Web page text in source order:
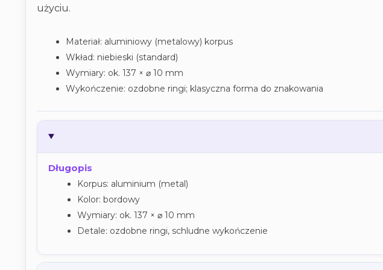
użyciu.
Materiał: aluminiowy (metalowy) korpus
Wkład: niebieski (standard)
Wymiary: ok. 137 × ⌀ 10 mm
Wykończenie: ozdobne ringi; klasyczna forma do znakowania
Długopis
Korpus: aluminium (metal)
Kolor: bordowy
Wymiary: ok. 137 × ⌀ 10 mm
Detale: ozdobne ringi, schludne wykończenie